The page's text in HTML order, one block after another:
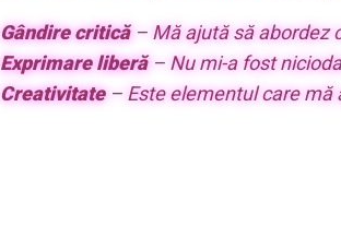
Gândire critică– Mă ajută să abordez
Exprimare liberă– Nu mi-a fost
Creativitate– Este elementul care mă